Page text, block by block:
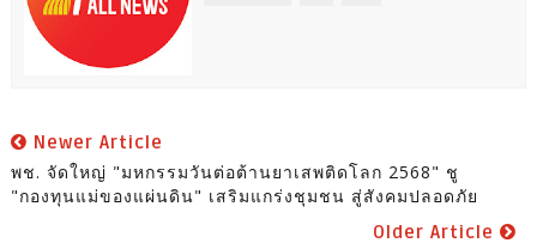
Newer Article
พช. จัดใหญ่ "มหกรรมวันต่อต้านยาเสพติดโลก 2568" ชู
"กองทุนแม่ของแผ่นดิน" เสริมแกร่งชุมชน สู่สังคมปลอดภัย
Older Article